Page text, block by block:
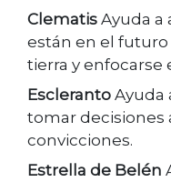
Clematis Ayuda a
están en el futuro
tierra y enfocarse
Escleranto Ayuda
tomar decisiones
convicciones.
Estrella de Belén